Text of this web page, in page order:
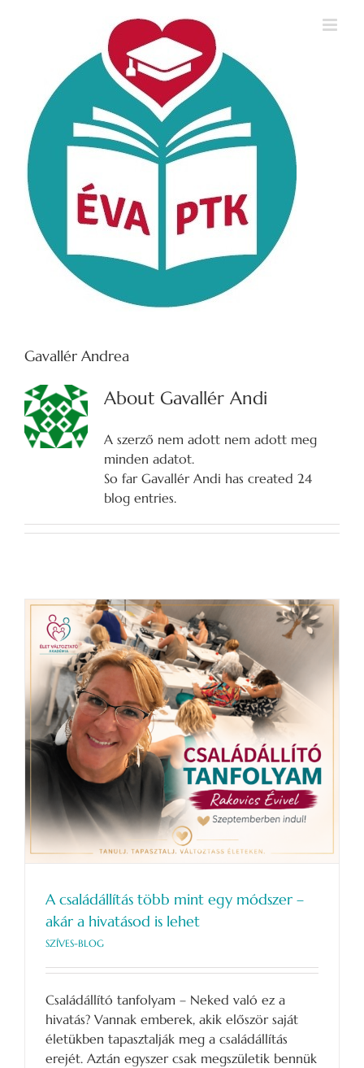
Gavallér Andrea
About Gavallér Andi
A szerző nem adott nem adott meg
minden adatot.
So far Gavallér Andi has created 24
blog entries.
A családállítás több mint egy módszer –
akár a hivatásod is lehet
SZÍVES-BLOG
Családállító tanfolyam – Neked való ez a
hivatás? Vannak emberek, akik először saját
életükben tapasztalják meg a családállítás
erejét. Aztán egyszer csak megszületik bennük